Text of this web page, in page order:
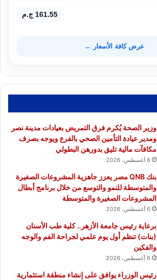
161.55 ج.م
عرض كافة الأسعار ←
وزير الصحة يُكرم فرق التمريض بعيادات مدينة نصر
ومدير عيادة التأمين الصحي بالفرع ويوجه بصرف
مكافآت مالية تليق بدورهن البطولي
6 أغسطس، 2026
بنك QNB مصر يعزز جاهزية المشروعات الصغيرة
والمتوسطة للنمو والتوسع من خلال برنامج أبطال
المشروعات الصغيرة والمتوسطة
6 أغسطس، 2026
برعاية رئيس جامعة الأزهر.. كلية طب الأسنان
(بنات) تنظم أول يوم علمي لجراحة الفم والوجه
والفكين
6 أغسطس، 2026
رئيس الوزراء يوافق على إنشاء منطقة استثمارية